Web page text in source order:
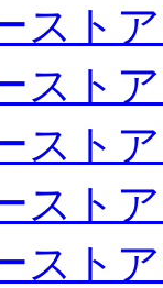
スト
スト
スト
スト
スト